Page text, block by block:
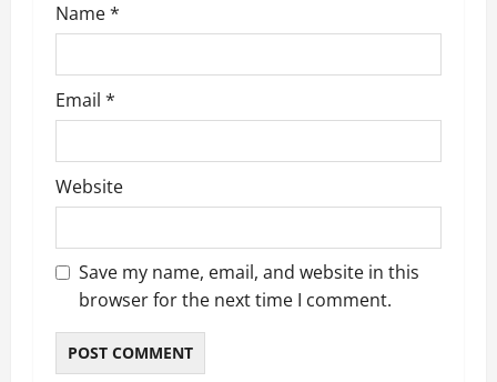
Name*
Email *
Website
Save my name, email, and website in this
browser for the next time I comment.